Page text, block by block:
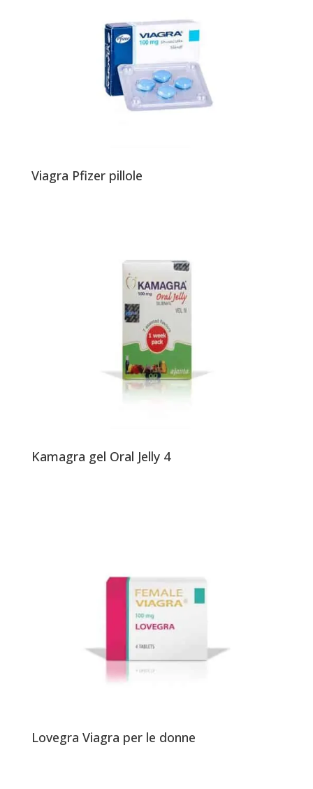
Viagra Pfizer pillole
Kamagra gel Oral Jelly 4
Lovegra Viagra per le donne